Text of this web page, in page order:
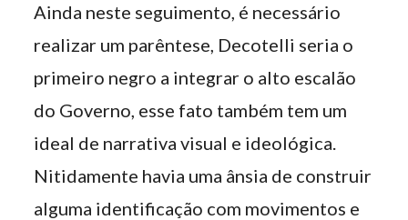
Ainda neste seguimento, é necessário
realizar um parêntese, Decotelli seria o
primeiro negro a integrar o alto escalão
do Governo, esse fato também tem um
ideal de narrativa visual e ideológica.
Nitidamente havia uma ânsia de construir
alguma identificação com movimentos e